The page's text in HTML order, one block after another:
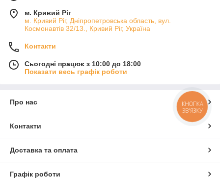
м. Кривий Ріг
м. Кривий Ріг, Дніпропетровська область, вул.
Космонавтів 32/13., Кривий Ріг, Україна
Контакти
Сьогодні працює з 10:00 до 18:00
Показати весь графік роботи
Про нас
Контакти
Доставка та оплата
Графік роботи
КНОПКА
ЗВ'ЯЗКУ